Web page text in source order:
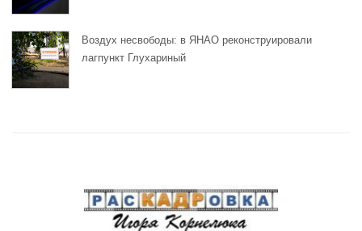
Воздух несвободы: в ЯНАО реконструировали
лагпункт Глухариный